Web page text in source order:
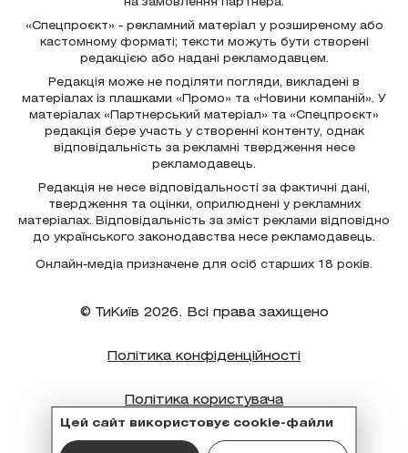
Цей сайт використовує cookie-файли
на замовлення партнера.
«Спецпроєкт» - рекламний матеріал у розширеному або
кастомному форматі; тексти можуть бути створені
редакцією або надані рекламодавцем.
Редакція може не поділяти погляди, викладені в
матеріалах із плашками «Промо» та «Новини компаній». У
матеріалах «Партнерський матеріал» та «Спецпроєкт»
редакція бере участь у створенні контенту, однак
відповідальність за рекламні твердження несе
рекламодавець.
Редакція не несе відповідальності за фактичні дані,
твердження та оцінки, оприлюднені у рекламних
матеріалах. Відповідальність за зміст реклами відповідно
до українського законодавства несе рекламодавець.
Онлайн-медіа призначене для осіб старших 18 років.
© ТиКиїв 2026. Всі права захищено
Політика конфіденційності
Політика користувача
Політика cookie